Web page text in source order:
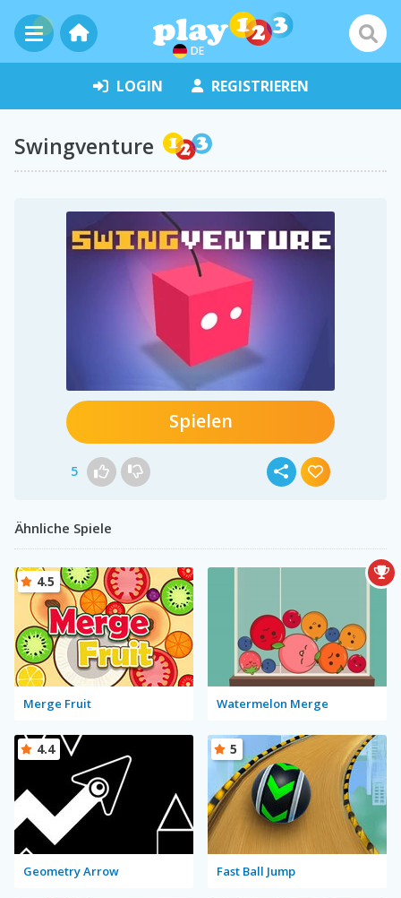
DE
LOGIN REGISTRIEREN
Swingventure
Spielen
5
Ähnliche Spiele
Merge Fruit
4.5
Watermelon Merge
Geometry Arrow
4.4
Fast Ball Jump
5